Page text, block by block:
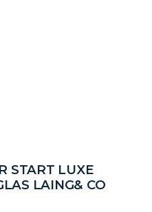
START LUXE
LAING& CO